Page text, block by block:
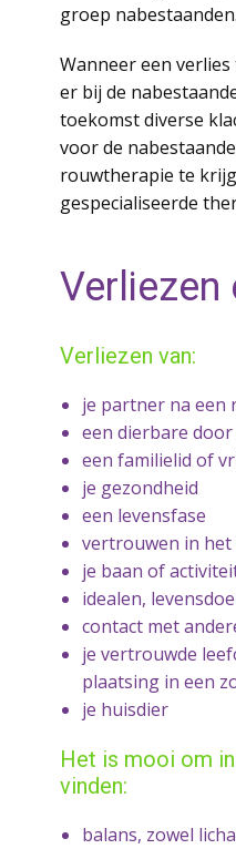
groep nabestaanden.
Wanneer een
er bij de
toekomst diverse
voor de
rouwtherapie te
gespecialiseerde
Verliezen
Verliezen van:
je partner na een
een dierbare
een familielid of
je gezondheid
een levensfase
vertrouwen in het
je baan of
idealen,
contact met
je vertrouwde
plaatsing in een
je huisdier
Het is mooi om
vinden:
balans, zowel